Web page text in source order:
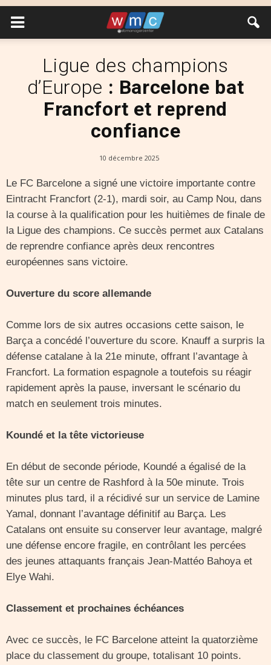
Ligue des champions
d’Europe : Barcelone bat
Francfort et reprend
confiance
10 décembre 2025
Le FC Barcelone a signé une victoire importante contre
Eintracht Francfort (2-1), mardi soir, au Camp Nou, dans
la course à la qualification pour les huitièmes de finale de
la Ligue des champions. Ce succès permet aux Catalans
de reprendre confiance après deux rencontres
européennes sans victoire.
Ouverture du score allemande
Comme lors de six autres occasions cette saison, le
Barça a concédé l’ouverture du score. Knauff a surpris la
défense catalane à la 21e minute, offrant l’avantage à
Francfort. La formation espagnole a toutefois su réagir
rapidement après la pause, inversant le scénario du
match en seulement trois minutes.
Koundé et la tête victorieuse
En début de seconde période, Koundé a égalisé de la
tête sur un centre de Rashford à la 50e minute. Trois
minutes plus tard, il a récidivé sur un service de Lamine
Yamal, donnant l’avantage définitif au Barça. Les
Catalans ont ensuite su conserver leur avantage, malgré
une défense encore fragile, en contrôlant les percées
des jeunes attaquants français Jean-Mattéo Bahoya et
Elye Wahi.
Classement et prochaines échéances
Avec ce succès, le FC Barcelone atteint la quatorzième
place du classement du groupe, totalisant 10 points.